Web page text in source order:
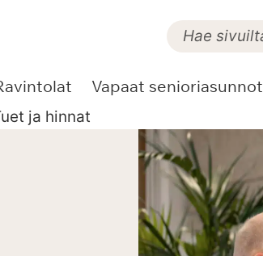
Vapaat senioriasunnot
ja hinnat